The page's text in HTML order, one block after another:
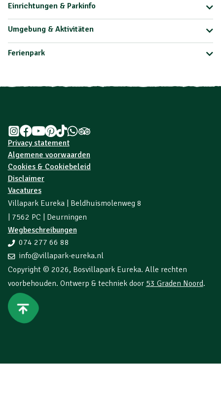
Einrichtungen & Parkinfo
Umgebung & Aktivitäten
Ferienpark
Privacy statement
Algemene voorwaarden
Cookies & Cookiebeleid
Disclaimer
Vacatures
Villapark Eureka | Beldhuismolenweg 8
| 7562 PC | Deurningen
Wegbeschreibungen
074 277 66 88
info@villapark-eureka.nl
Copyright © 2026, Bosvillapark Eureka. Alle rechten
voorbehouden. Ontwerp & techniek door 53 Graden Noord.